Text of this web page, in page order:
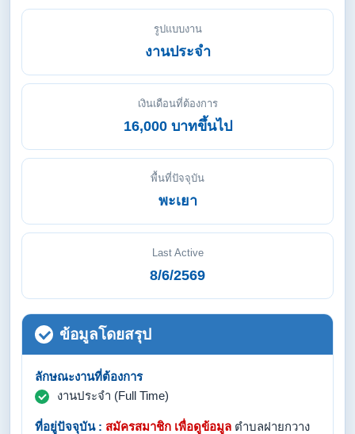
รูปแบบงาน
งานประจำ
เงินเดือนที่ต้องการ
16,000 บาทขึ้นไป
พื้นที่ปัจจุบัน
พะเยา
Last Active
8/6/2569
ข้อมูลโดยสรุป
ลักษณะงานที่ต้องการ
งานประจำ (Full Time)
ที่อยู่ปัจจุบัน : สมัครสมาชิก เพื่อดูข้อมูล ตำบลฝายกวาง